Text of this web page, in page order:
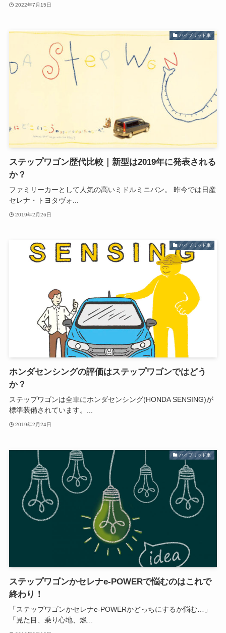
2022年7月15日
ハイブリッド車
ステップワゴン歴代比較｜新型は2019年に発表される
か？
ファミリーカーとして人気の高いミドルミニバン。 昨今では日産
セレナ・トヨタヴォ...
2019年2月26日
ハイブリッド車
ホンダセンシングの評価はステップワゴンではどう
か？
ステップワゴンは全車にホンダセンシング(HONDA SENSING)が
標準装備されています。...
2019年2月24日
ハイブリッド車
ステップワゴンかセレナe-POWERで悩むのはこれで
終わり！
「ステップワゴンかセレナe-POWERかどっちにするか悩む…」
「見た目、乗り心地、燃...